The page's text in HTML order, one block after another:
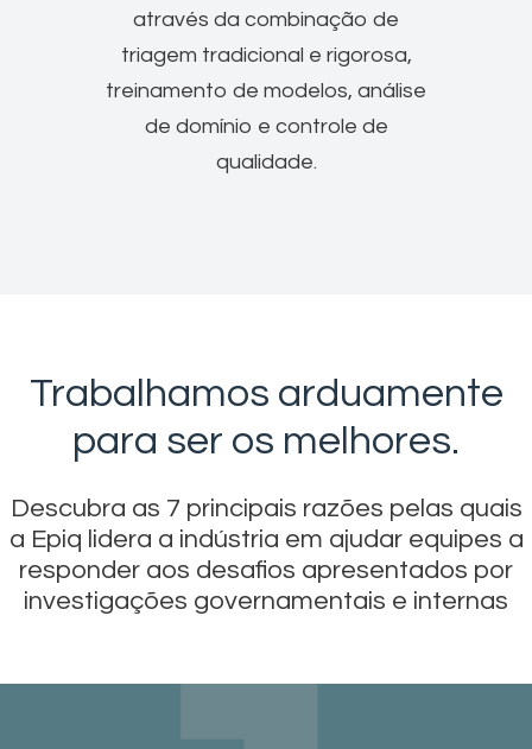
através da combinação de
triagem tradicional e rigorosa,
treinamento de modelos, análise
de domínio e controle de
qualidade.
Trabalhamos arduamente
para ser os melhores.
Descubra as 7 principais razões pelas quais
a Epiq lidera a indústria em ajudar equipes a
responder aos desafios apresentados por
investigações governamentais e internas